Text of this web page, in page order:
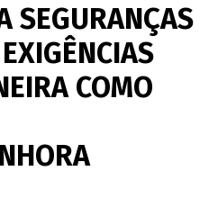
SEGURANÇAS
COMO